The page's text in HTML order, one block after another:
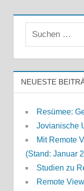
NEUESTE
Resümee:
Jovianische
Mit Remote
(Stand: Januar
Studien zu
Remote